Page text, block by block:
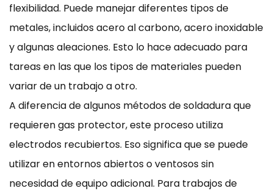
flexibilidad. Puede manejar diferentes tipos de
metales, incluidos acero al carbono, acero inoxidable
y algunas aleaciones. Esto lo hace adecuado para
tareas en las que los tipos de materiales pueden
variar de un trabajo a otro.
A diferencia de algunos métodos de soldadura que
requieren gas protector, este proceso utiliza
electrodos recubiertos. Eso significa que se puede
utilizar en entornos abiertos o ventosos sin
necesidad de equipo adicional. Para trabajos de